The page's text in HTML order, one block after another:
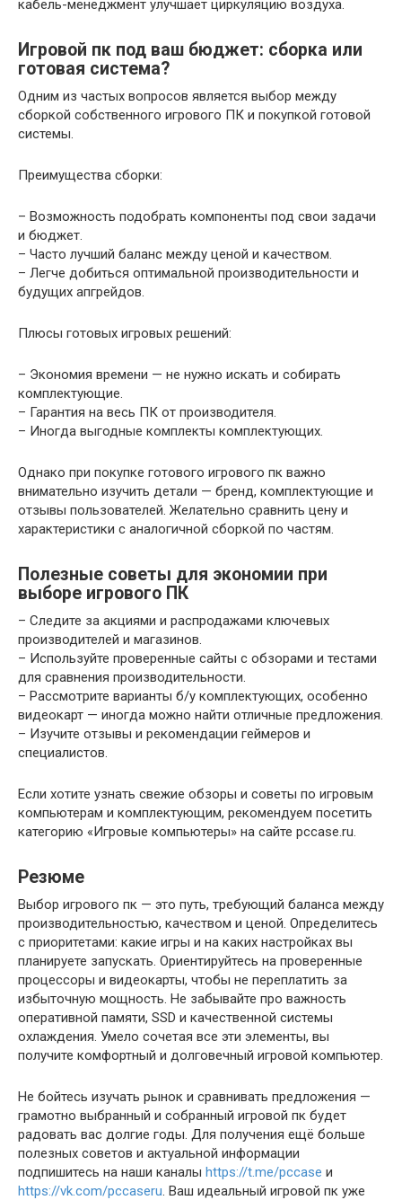
кабель-менеджмент улучшает циркуляцию воздуха.
Игровой пк под ваш бюджет: сборка или
готовая система?
Одним из частых вопросов является выбор между
сборкой собственного игрового ПК и покупкой готовой
системы.
Преимущества сборки:
– Возможность подобрать компоненты под свои задачи
и бюджет.
– Часто лучший баланс между ценой и качеством.
– Легче добиться оптимальной производительности и
будущих апгрейдов.
Плюсы готовых игровых решений:
– Экономия времени — не нужно искать и собирать
комплектующие.
– Гарантия на весь ПК от производителя.
– Иногда выгодные комплекты комплектующих.
Однако при покупке готового игрового пк важно
внимательно изучить детали — бренд, комплектующие и
отзывы пользователей. Желательно сравнить цену и
характеристики с аналогичной сборкой по частям.
Полезные советы для экономии при
выборе игрового ПК
– Следите за акциями и распродажами ключевых
производителей и магазинов.
– Используйте проверенные сайты с обзорами и тестами
для сравнения производительности.
– Рассмотрите варианты б/у комплектующих, особенно
видеокарт — иногда можно найти отличные предложения.
– Изучите отзывы и рекомендации геймеров и
специалистов.
Если хотите узнать свежие обзоры и советы по игровым
компьютерам и комплектующим, рекомендуем посетить
категорию «Игровые компьютеры» на сайте pccase.ru.
Резюме
Выбор игрового пк — это путь, требующий баланса между
производительностью, качеством и ценой. Определитесь
с приоритетами: какие игры и на каких настройках вы
планируете запускать. Ориентируйтесь на проверенные
процессоры и видеокарты, чтобы не переплатить за
избыточную мощность. Не забывайте про важность
оперативной памяти, SSD и качественной системы
охлаждения. Умело сочетая все эти элементы, вы
получите комфортный и долговечный игровой компьютер.
Не бойтесь изучать рынок и сравнивать предложения —
грамотно выбранный и собранный игровой пк будет
радовать вас долгие годы. Для получения ещё больше
полезных советов и актуальной информации
подпишитесь на наши каналы https://t.me/pccase и
https://vk.com/pccaseru. Ваш идеальный игровой пк уже